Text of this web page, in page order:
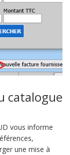
catalogue
vous informe
une mise à